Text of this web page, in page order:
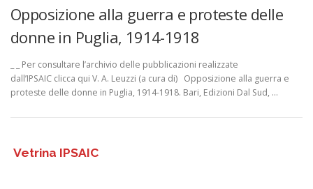
Opposizione alla guerra e proteste delle
donne in Puglia, 1914-1918
_ _ Per consultare l’archivio delle pubblicazioni realizzate
dall’IPSAIC clicca qui V. A. Leuzzi (a cura di) Opposizione alla guerra e
proteste delle donne in Puglia, 1914-1918. Bari, Edizioni Dal Sud, …
Vetrina IPSAIC